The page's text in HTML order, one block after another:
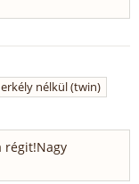
nélkül (twin)
régit!Nagy